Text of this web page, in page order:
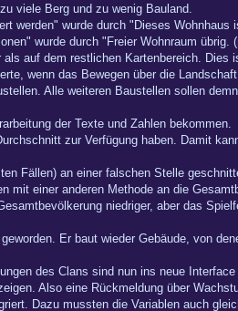
viele Berg und zu wenig Bauland.
werden" wurde durch "Dieses
wurde durch "Freier Wohnraum übrig.
auf dem restlichen Kartenbereich. Dies
wenn das Bewegen über die
Alle weiteren Baustellen sollen
der Texte und Zahlen bekommen.
zur Verfügung haben. Damit
Fällen) an einer falschen Stelle
mit einer anderen Methode an die
niedriger, aber das
Er baut wieder Gebäude, von
des Clans sind nun ins neue Interface
Also eine Rückmeldung über
Dazu mussten die Variablen auch